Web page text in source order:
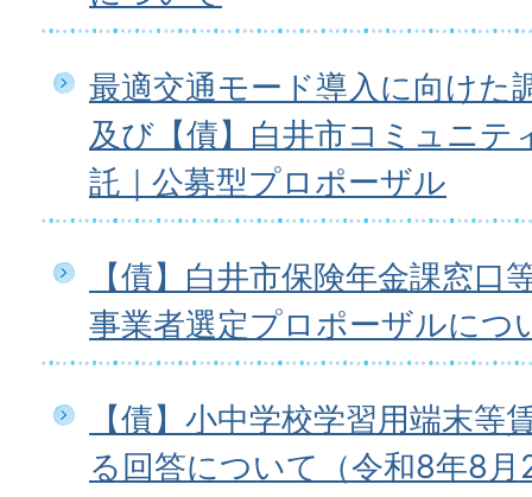
最適交通モード導入に向けた
及び【債】白井市コミュニテ
託｜公募型プロポーザル
【債】白井市保険年金課窓口
事業者選定プロポーザルにつ
【債】小中学校学習用端末等
る回答について（令和8年8月